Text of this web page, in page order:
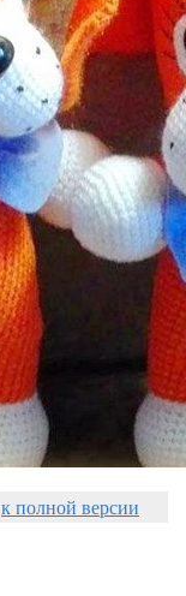
к полной версии